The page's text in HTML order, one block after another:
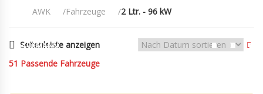
KAUFMANN FAHRZEUGE KONTAKT AGB
AWK Fahrzeuge 2 Ltr. - 96 kW
Seitenleiste anzeigen
51 Passende Fahrzeuge